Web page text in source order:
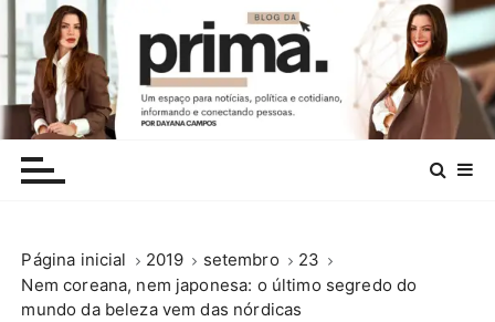
Página inicial 2019 setembro
23
Nem coreana, nem japonesa: o último segredo do
mundo da beleza vem das nórdicas